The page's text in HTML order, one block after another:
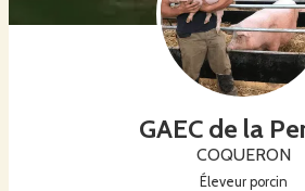
GAEC de la
COQUERON
Éleveur porcin